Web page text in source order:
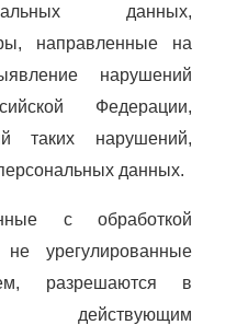
данных,
направленные на
нарушений
Федерации,
таких нарушений,
данных.
с обработкой
урегулированные
разрешаются в
действующим